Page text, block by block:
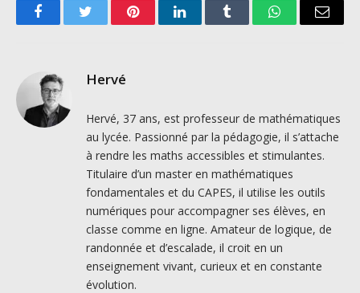
FacebookTwitter PinterestLinkedInTumblr WhatsAppEmail
Hervé
Hervé, 37 ans, est professeur de mathématiques
au lycée. Passionné par la pédagogie, il s’attache
à rendre les maths accessibles et stimulantes.
Titulaire d’un master en mathématiques
fondamentales et du CAPES, il utilise les outils
numériques pour accompagner ses élèves, en
classe comme en ligne. Amateur de logique, de
randonnée et d’escalade, il croit en un
enseignement vivant, curieux et en constante
évolution.